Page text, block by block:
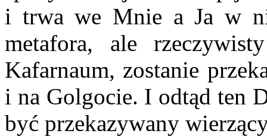
i trwa we Mnie a Ja w
metafora, ale
Kafarnaum, zostanie
i na Golgocie. I odtąd ten
być przekazywany